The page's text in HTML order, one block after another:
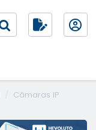
Câmaras IP